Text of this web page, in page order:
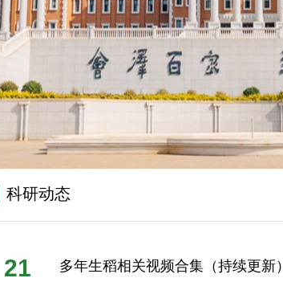
科研动态
多年生稻相关视频合集（持续更新）
21